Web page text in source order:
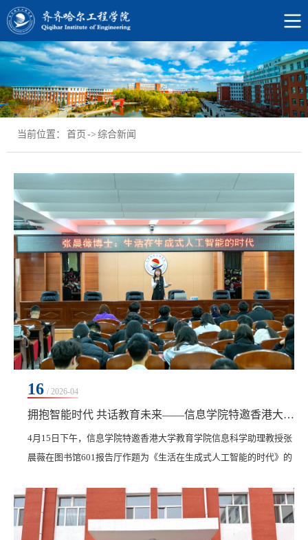
当前位置： 首页 -> 综合新闻
16 / 2026-04
拥抱智能时代 共话教育未来——信息学院特邀香港大学张晨薇博士为师生作专题讲座
4月15日下午，信息学院特邀香港大学教育学院信息科学助理教授张
晨薇在图书馆601报告厅作题为《生活在生成式人工智能的时代》的
科学与技术、数据科学与大数据技术专业学生共计260人聆听讲座，
共同探寻人工智能时代的发展密码。讲座中，张晨薇以清晰的逻辑
脉络，系统厘清了传统人工智能与当前备受关注的生成式人工智能